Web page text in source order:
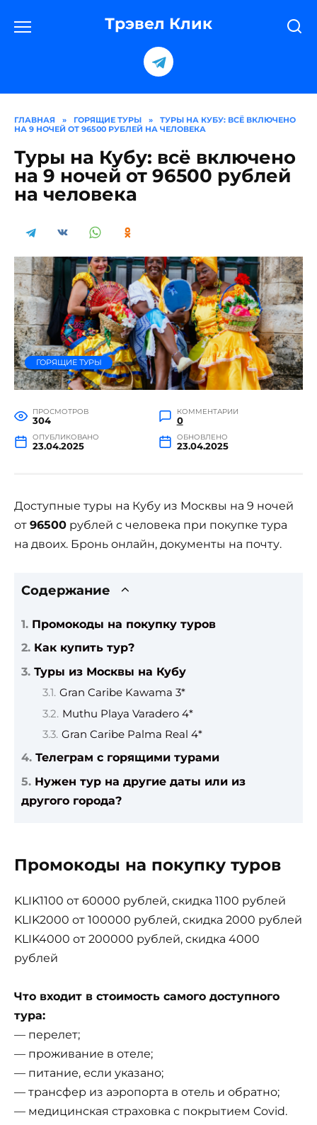
содержанию
Трэвел Клик
ГЛАВНАЯ » ГОРЯЩИЕ ТУРЫ »
ТУРЫ НА КУБУ: ВСЁ ВКЛЮЧЕНО
НА 9 НОЧЕЙ ОТ 96500 РУБЛЕЙ НА ЧЕЛОВЕКА
Туры на Кубу: всё включено
на 9 ночей от 96500 рублей
на человека
ГОРЯЩИЕ ТУРЫ
ПРОСМОТРОВ
304
КОММЕНТАРИИ
0
ОПУБЛИКОВАНО
23.04.2025
ОБНОВЛЕНО
23.04.2025
Доступные туры на Кубу из Москвы на 9 ночей
от 96500 рублей с человека при покупке тура
на двоих. Бронь онлайн, документы на почту.
Содержание
Промокоды на покупку туров
Как купить тур?
Туры из Москвы на Кубу
Gran Caribe Kawama 3*
Muthu Playa Varadero 4*
Gran Caribe Palma Real 4*
Телеграм с горящими турами
Нужен тур на другие даты или из
другого города?
Промокоды на покупку туров
KLIK1100 от 60000 рублей, скидка 1100 рублей
KLIK2000 от 100000 рублей, скидка 2000 рублей
KLIK4000 от 200000 рублей, скидка 4000
рублей
Что входит в стоимость самого доступного
тура:
— перелет;
— проживание в отеле;
— питание, если указано;
— трансфер из аэропорта в отель и обратно;
— медицинская страховка с покрытием Covid.